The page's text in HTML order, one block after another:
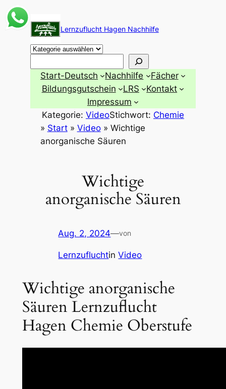
Zum
Inhalt
springen
Lernzuflucht Hagen Nachhilfe
Start-Deutsch Nachhilfe
Fächer
Bildungsgutschein
LRS
Kontakt
Impressum
Kategorie: VideoStichwort: Chemie
» Start» Video» Wichtige
anorganische Säuren
Wichtige
anorganische Säuren
Aug. 2, 2024—von
LernzufluchtinVideo
Wichtige anorganische
Säuren Lernzuflucht
Hagen Chemie Oberstufe